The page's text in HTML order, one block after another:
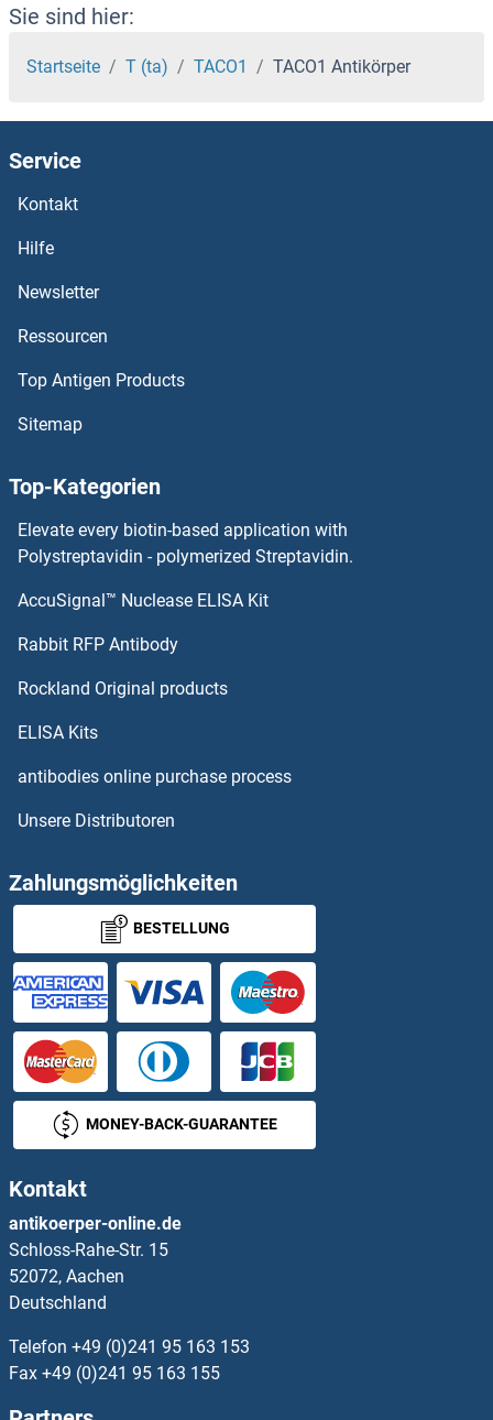
TAAR9 Antikörper
TAAR6 Antikörper
TAAR5 Antikörper
TAAR1 Antikörper
T-Box 5 Antikörper
T-Box 22 Antikörper
T-Box 2 Antikörper
T-Box 18 Antikörper
T-Box 15 Antikörper
T-Box 10 Antikörper
TACR3 Antikörper
TADA1 Antikörper
TADA2B Antikörper
TADA2L Antikörper
TAF1 Antikörper
TAF1 Antikörper
TAF10 Antikörper
TAF11 Antikörper
TAF12 Antikörper
TAF13 Antikörper
TAF15 Antikörper
TAF1A Antikörper
Sie sind hier:
Startseite T (ta) TACO1 TACO1 Antikörper
Service
Kontakt
Hilfe
Newsletter
Ressourcen
Top Antigen Products
Sitemap
Top-Kategorien
Elevate every biotin-based application with
Polystreptavidin - polymerized Streptavidin.
AccuSignal™ Nuclease ELISA Kit
Rabbit RFP Antibody
Rockland Original products
ELISA Kits
antibodies online purchase process
Unsere Distributoren
Zahlungsmöglichkeiten
BESTELLUNG
MONEY-BACK-GUARANTEE
Kontakt
antikoerper-online.de
Schloss-Rahe-Str. 15
52072, Aachen
Deutschland
Telefon +49 (0)241 95 163 153
Fax +49 (0)241 95 163 155